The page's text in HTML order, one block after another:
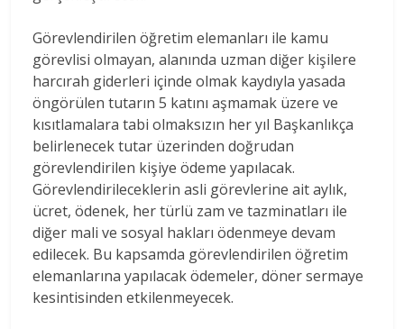
Görevlendirilen öğretim elemanları ile kamu
görevlisi olmayan, alanında uzman diğer kişilere
harcırah giderleri içinde olmak kaydıyla yasada
öngörülen tutarın 5 katını aşmamak üzere ve
kısıtlamalara tabi olmaksızın her yıl Başkanlıkça
belirlenecek tutar üzerinden doğrudan
görevlendirilen kişiye ödeme yapılacak.
Görevlendirileceklerin asli görevlerine ait aylık,
ücret, ödenek, her türlü zam ve tazminatları ile
diğer mali ve sosyal hakları ödenmeye devam
edilecek. Bu kapsamda görevlendirilen öğretim
elemanlarına yapılacak ödemeler, döner sermaye
kesintisinden etkilenmeyecek.